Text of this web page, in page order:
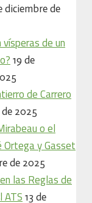
diciembre de
de un
19 de
de Carrero
2025
o el
Ortega y Gasset
de 2025
las Reglas de
ATS 13 de